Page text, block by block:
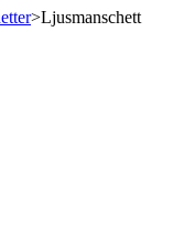
>Ljusmanschett